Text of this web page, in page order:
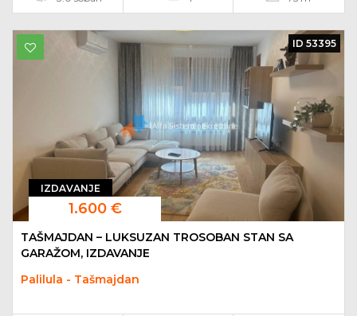
IZDAVANJE
1.600 €
ID 53395
TAŠMAJDAN – LUKSUZAN TROSOBAN STAN SA
GARAŽOM, IZDAVANJE
Palilula - Tašmajdan